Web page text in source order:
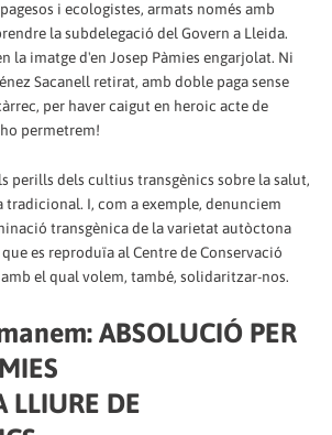
i ecologistes, armats només amb
la subdelegació del Govern a Lleida.
la imatge d'en Josep Pàmies engarjolat. Ni
Sacanell retirat, amb doble paga sense
per haver caigut en heroic acte de
permetrem!
perills dels cultius transgènics sobre la salut,
tradicional. I, com a exemple, denunciem
transgènica de la varietat autòctona
es reproduïa al Centre de Conservació
amb el qual volem, també, solidaritzar-nos.
ABSOLUCIÓ PER
LLIURE DE